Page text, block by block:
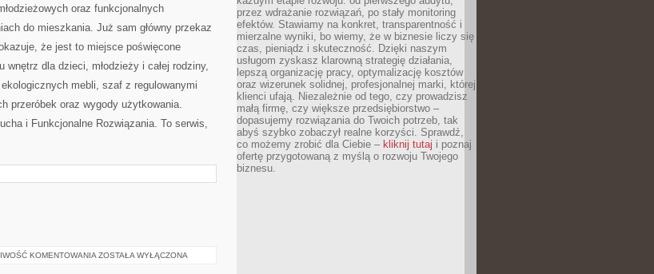
oraz funkcjonalnych
do mieszkania. Już sam główny przekaz
że jest to miejsce poświęcone
wnętrz dla dzieci, młodzieży i całej rodziny,
mebli, szaf z regulowanymi
przeróbek oraz wygody użytkowania.
i Funkcjonalne Rozwiązania. To serwis,
KOMENTOWANIA MEBLE
ZOSTAŁA WYŁĄCZONA
przez wdrażanie rozwiązań, po stały monitoring
efektów. Stawiamy na konkret, transparentność i
mierzalne wyniki, bo wiemy, że w biznesie liczy się
czas, pieniądz i skuteczność. Dzięki naszym
usługom zyskasz klarowną strategię działania,
lepszą organizację pracy, optymalizację kosztów
oraz wizerunek solidnej, profesjonalnej marki, której
klienci ufają. Niezależnie od tego, czy prowadzisz
małą firmę, czy większe przedsiębiorstwo –
dopasujemy rozwiązania do Twoich potrzeb, tak
abyś szybko zobaczył realne korzyści. Sprawdź,
co możemy zrobić dla Ciebie – kliknij tutaj i poznaj
ofertę przygotowaną z myślą o rozwoju Twojego
biznesu.